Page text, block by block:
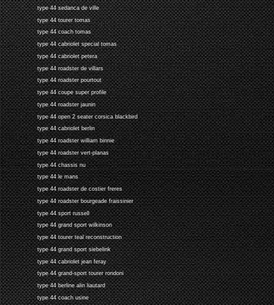
type 44 sedanca de ville
type 44 tourer tomas
type 44 coach tomas
type 44 cabriolet special tomas
type 44 cabriolet petera
type 44 roadster de villars
type 44 roadster pourtout
type 44 coupe super profile
type 44 roadster jaunin
type 44 open 2 seater corsica blackbird
type 44 cabriolet berlin
type 44 roadster william binnie
type 44 roadster vert-planas
type 44 chassis nu
type 44 le mans
type 44 roadster de costier freres
type 44 roadster bourgeade fraissinier
type 44 sport russell
type 44 grand sport wilkinson
type 44 tourer teal reconstruction
type 44 grand sport siebelink
type 44 cabriolet jean feray
type 44 grand-sport tourer rondoni
type 44 berline alin liautard
type 44 coach usine